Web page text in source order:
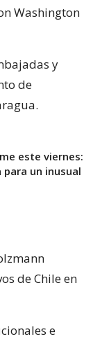
Washington
y
de
este viernes:
un inusual
de Chile en
e